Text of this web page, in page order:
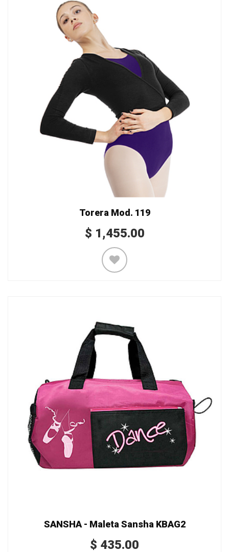
Torera Mod. 119
$ 1,455.00
SANSHA - Maleta Sansha KBAG2
$ 435.00